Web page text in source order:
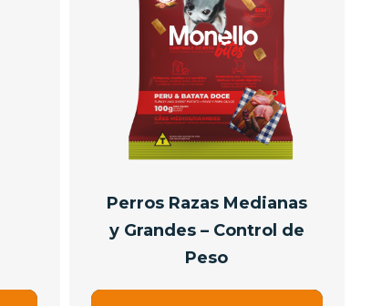
Perros Razas Medianas
y Grandes – Control de
Peso